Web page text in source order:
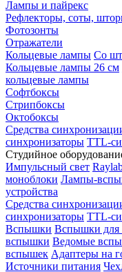
Лампы и пайрекс
Рефлекторы, соты,
Фотозонты
Отражатели
Кольцевые лампы Со
Кольцевые лампы 26 см
кольцевые лампы
Софтбоксы
Стрипбоксы
Октобоксы
Средства
синхронизаторы TTL-
Студийное
Импульсный свет
моноблоки Лампы-
устройства
Средства
синхронизаторы TTL-
Вспышки Вспышки для
вспышки Ведомые
вспышек Адаптеры на
Источники питания